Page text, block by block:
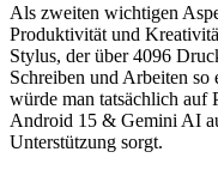
Als zweiten wichtigen
Produktivität und
Stylus, der über 4096
Schreiben und Arbeiten so
würde man tatsächlich auf
Android 15 & Gemini AI
Unterstützung sorgt.